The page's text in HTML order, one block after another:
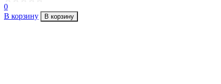
0
В корзину
В корзину